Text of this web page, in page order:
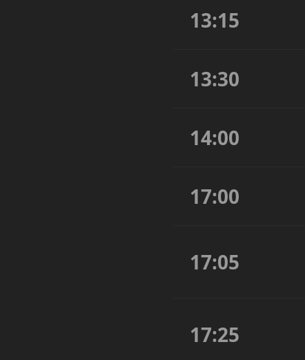
13:15
13:30
14:00
17:00
17:05
17:25